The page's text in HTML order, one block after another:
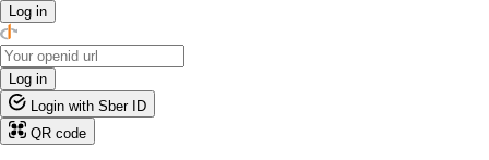
Log in
Log in
Login with Sber ID
QR code